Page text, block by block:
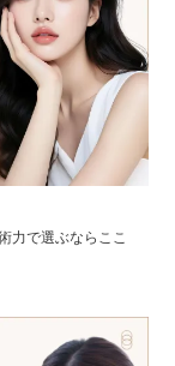
力で選ぶならここ